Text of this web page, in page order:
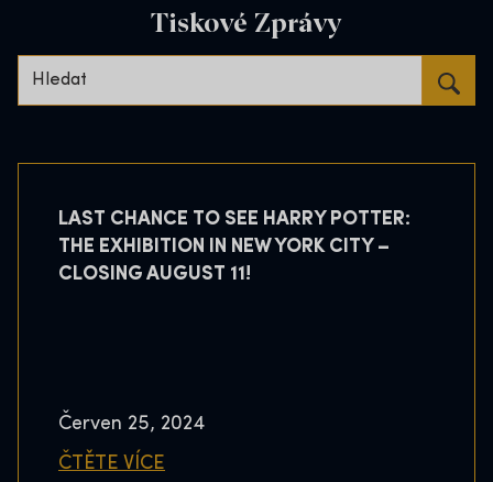
Tiskové Zprávy
LAST CHANCE TO SEE HARRY POTTER:
THE EXHIBITION IN NEW YORK CITY –
CLOSING AUGUST 11!
Červen 25, 2024
ČTĚTE VÍCE